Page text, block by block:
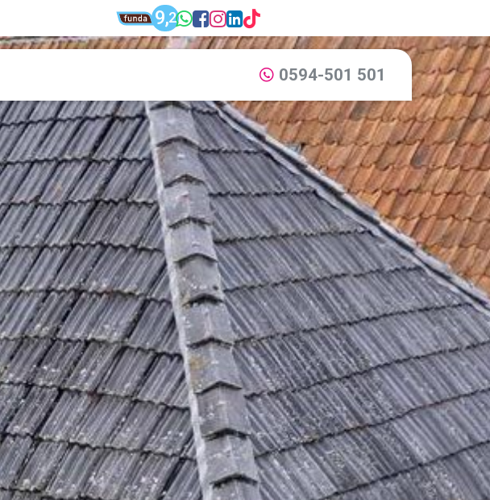
Funda: Dijkstra Makelaardij & Financieel
Dijkstra Makelaardij & Financieel advies
9,2 WhatsApp: 0594-501 501
Facebook: Dijkstra
Instagram: Dijkstra
LinkedIn: Dijkstra
TikTok: Dijkstra
Bel ons via:
0594-501 501